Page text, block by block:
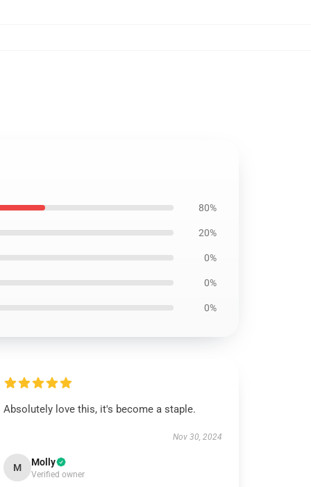
80%
20%
0%
0%
0%
Absolutely love this, it's become a staple.
Nov 30, 2024
M Molly
Verified owner